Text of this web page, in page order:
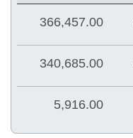
366,457.00
340,685.00
5,916.00